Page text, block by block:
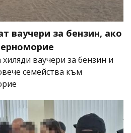
ваучери за бензин, ако
ваучери за бензин и
семейства към